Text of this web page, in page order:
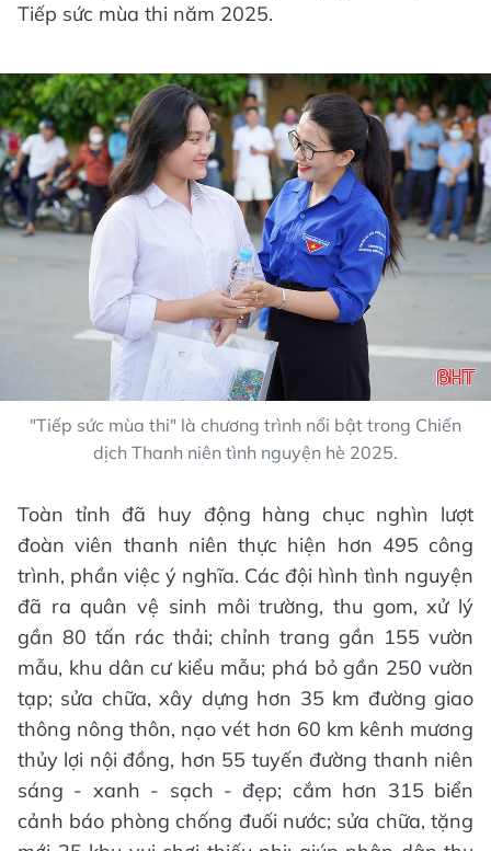
Tiếp sức mùa thi năm 2025.
"Tiếp sức mùa thi" là chương trình nổi bật trong Chiến
dịch Thanh niên tình nguyện hè 2025.
Toàn tỉnh đã huy động hàng chục nghìn lượt
đoàn viên thanh niên thực hiện hơn 495 công
trình, phần việc ý nghĩa. Các đội hình tình nguyện
đã ra quân vệ sinh môi trường, thu gom, xử lý
gần 80 tấn rác thải; chỉnh trang gần 155 vườn
mẫu, khu dân cư kiểu mẫu; phá bỏ gần 250 vườn
tạp; sửa chữa, xây dựng hơn 35 km đường giao
thông nông thôn, nạo vét hơn 60 km kênh mương
thủy lợi nội đồng, hơn 55 tuyến đường thanh niên
sáng - xanh - sạch - đẹp; cắm hơn 315 biển
cảnh báo phòng chống đuối nước; sửa chữa, tặng